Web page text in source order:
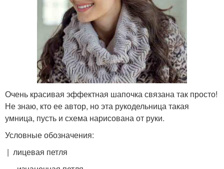
Очень красивая эффектная шапочка связана так просто!
Не знаю, кто ее автор, но эта рукодельница такая
умница, пусть и схема нарисована от руки.
Условные обозначения:
| лицевая петля